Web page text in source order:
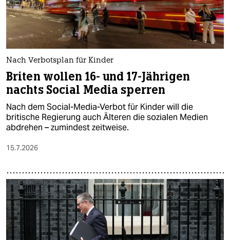
Nach Verbotsplan für Kinder
Briten wollen 16- und 17-Jährigen
nachts Social Media sperren
Nach dem Social-Media-Verbot für Kinder will die
britische Regierung auch Älteren die sozialen Medien
abdrehen – zumindest zeitweise.
15.7.2026